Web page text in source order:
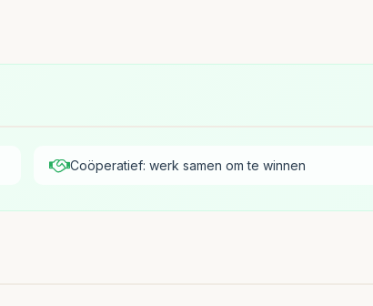
Coöperatief: werk samen om te winnen